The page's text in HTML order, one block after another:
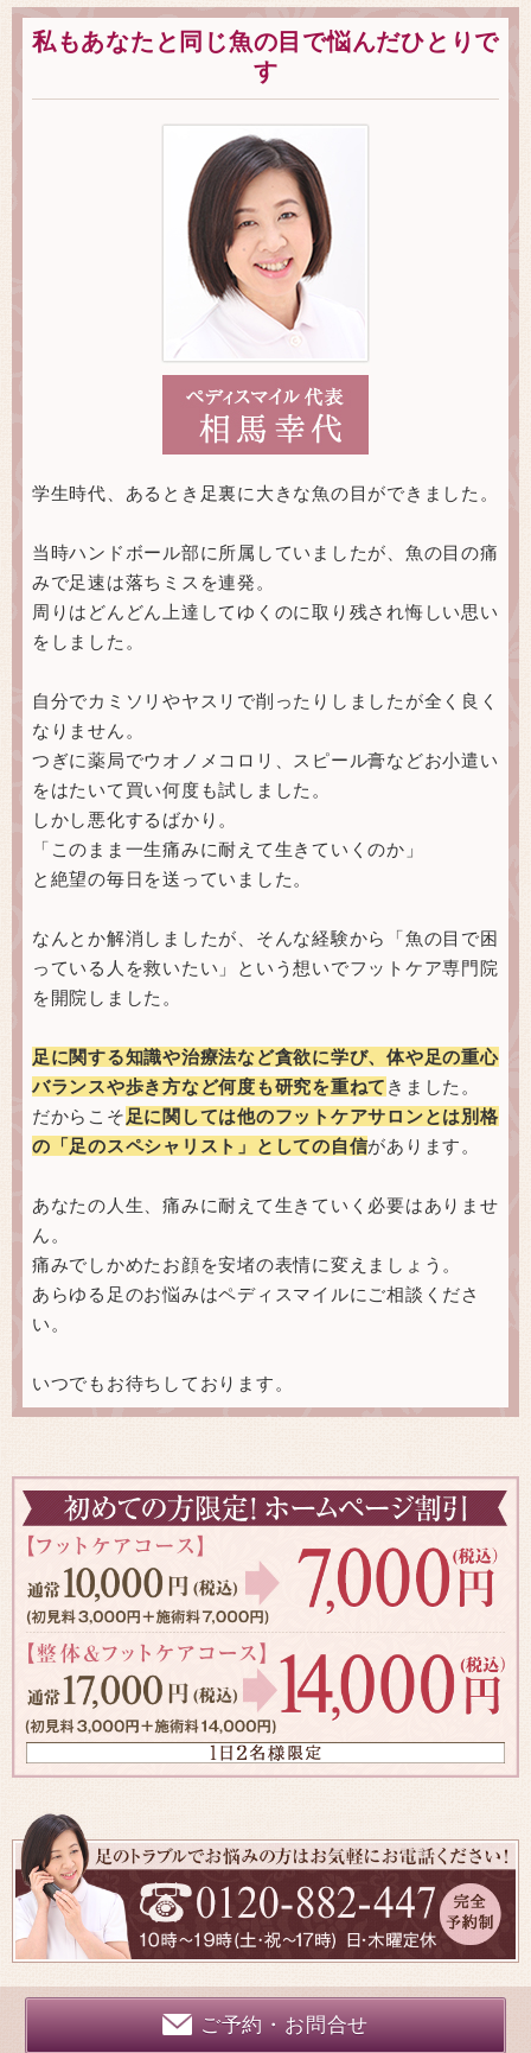
私もあなたと同じ魚の目で悩んだひとりで
す
学生時代、あるとき足裏に大きな魚の目ができました。
当時ハンドボール部に所属していましたが、魚の目の痛
みで足速は落ちミスを連発。
周りはどんどん上達してゆくのに取り残され悔しい思い
をしました。
自分でカミソリやヤスリで削ったりしましたが全く良く
なりません。
つぎに薬局でウオノメコロリ、スピール膏などお小遣い
をはたいて買い何度も試しました。
しかし悪化するばかり。
「このまま一生痛みに耐えて生きていくのか」
と絶望の毎日を送っていました。
なんとか解消しましたが、そんな経験から「魚の目で困
っている人を救いたい」という想いでフットケア専門院
を開院しました。
足に関する知識や治療法など貪欲に学び、体や足の重心
バランスや歩き方など何度も研究を重ねて きました。
だからこそ 足に関しては他のフットケアサロンとは別格
の「足のスペシャリスト」としての自信があります。
あなたの人生、痛みに耐えて生きていく必要はありませ
ん。
痛みでしかめたお顔を安堵の表情に変えましょう。
あらゆる足のお悩みはペディスマイルにご相談くださ
い。
いつでもお待ちしております。
ご予約・お問合せ